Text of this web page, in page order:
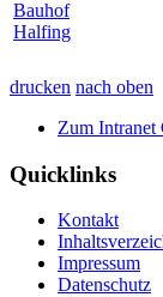
Bauhof
Halfing
drucken nach oben
Zum Intranet
Quicklinks
Kontakt
Impressum
Datenschutz